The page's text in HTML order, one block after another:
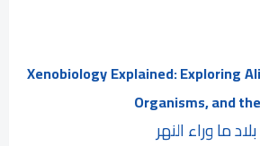
Xenobiology Explained: Exploring
Organisms, and